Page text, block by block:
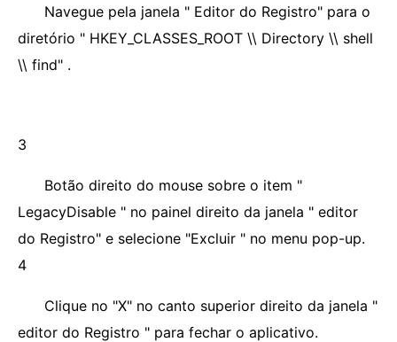
Navegue pela janela " Editor do Registro" para o
diretório " HKEY_CLASSES_ROOT \\ Directory \\ shell
\\ find" .
3
Botão direito do mouse sobre o item "
LegacyDisable " no painel direito da janela " editor
do Registro" e selecione "Excluir " no menu pop-up.
4
Clique no "X" no canto superior direito da janela "
editor do Registro " para fechar o aplicativo.